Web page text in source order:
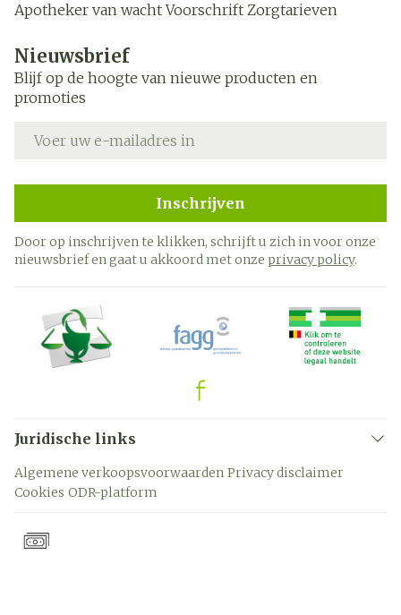
Apotheker van wacht Voorschrift Zorgtarieven
Nieuwsbrief
Blijf op de hoogte van nieuwe producten en
promoties
Inschrijven
Door op inschrijven te klikken, schrijft u zich in voor onze
nieuwsbrief en gaat u akkoord met onze privacy policy.
Juridische links
Algemene verkoopsvoorwaarden Privacy disclaimer
Cookies ODR-platform